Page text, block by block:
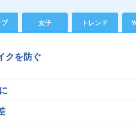
プ 女子 トレンド
クを防ぐ